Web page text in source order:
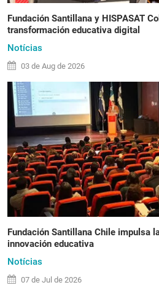
Fundación Santillana y HISPASAT
transformación educativa digital
Notícias
03 de Aug de 2026
Fundación Santillana Chile impulsa
innovación educativa
Notícias
07 de Jul de 2026